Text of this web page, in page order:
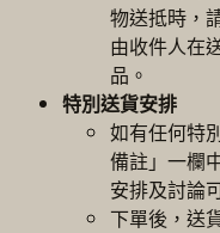
物送抵時，
由收件人在
品。
特別送貨安排
如有任何特
備註」一欄
安排及討論
下單後，送